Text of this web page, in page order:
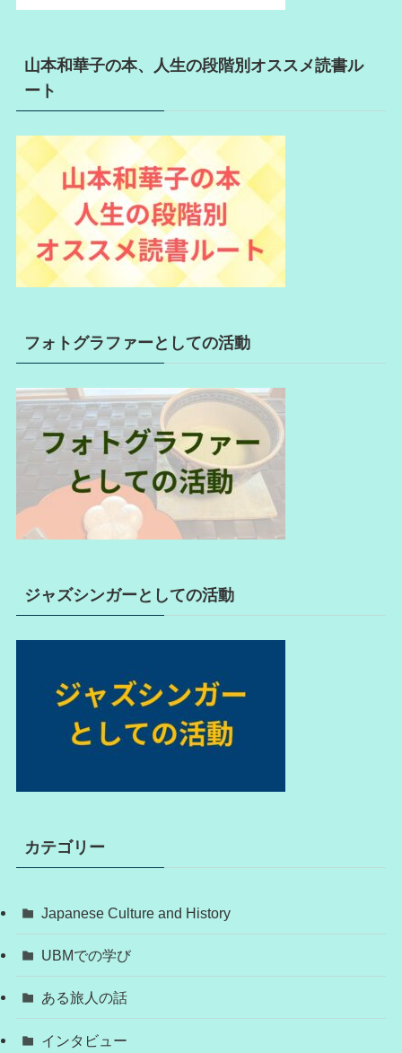
山本和華子の本、人生の段階別オススメ読書ル
ート
フォトグラファーとしての活動
ジャズシンガーとしての活動
カテゴリー
Japanese Culture and History
UBMでの学び
ある旅人の話
インタビュー